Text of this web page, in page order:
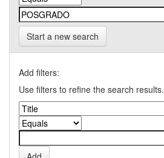
Start a new search
Add filters:
Use filters to refine the search results.